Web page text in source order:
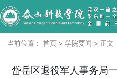
当前位置： 首页 > 学院要闻 > 正文
岱岳区退役军人事务局